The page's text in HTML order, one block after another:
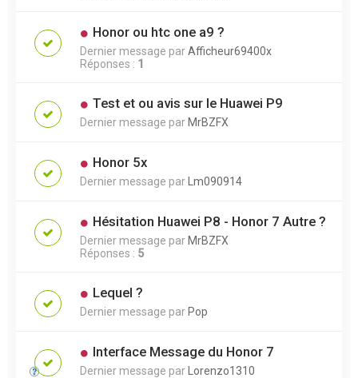
Honor ou htc one a9 ?
Dernier message parAfficheur69400x
Réponses : 1
Test et ou avis sur le Huawei P9
Dernier message parMrBZFX
Honor 5x
Dernier message parLm090914
Hésitation Huawei P8 - Honor 7 Autre ?
Dernier message parMrBZFX
Réponses : 5
Lequel ?
Dernier message parPop
Interface Message du Honor 7
Dernier message parLorenzo1310